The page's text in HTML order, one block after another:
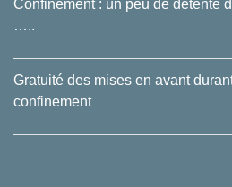
Confinement : un peu de détente
…..
Gratuité des mises en avant
confinement